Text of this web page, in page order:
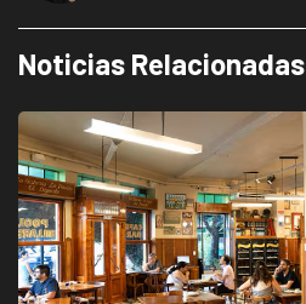
Noticias Relacionadas